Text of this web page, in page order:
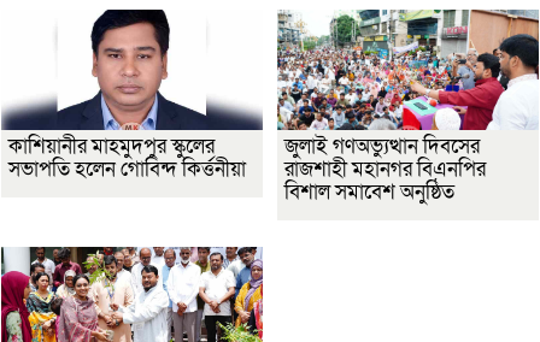
কাশিয়ানীর মাহমুদপুর স্কুলের
সভাপতি হলেন গোবিন্দ কির্ত্তনীয়া
জুলাই গণঅভ্যুত্থান দিবসের
রাজশাহী মহানগর বিএনপির
বিশাল সমাবেশ অনুষ্ঠিত